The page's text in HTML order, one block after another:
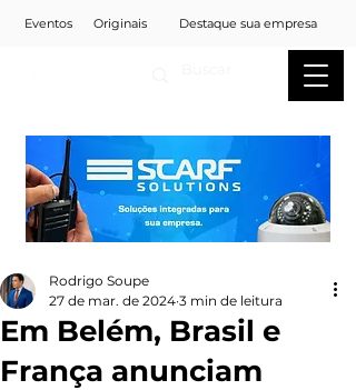
Eventos Originais Destaque sua empresa
Em Belém, Brasil e
França anunciam
Rodrigo Soupe
27 de mar. de 2024 3 min de leitura